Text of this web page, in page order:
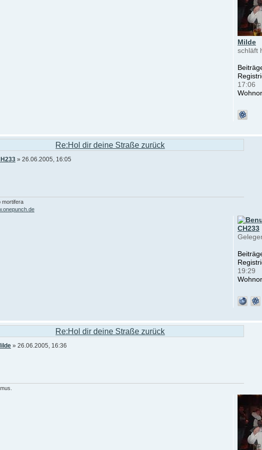
Milde
schläft
17:06
Re:Hol dir deine Straße zurück
» 26.06.2005, 16:05
mortifera
CH233
19:29
Re:Hol dir deine Straße zurück
» 26.06.2005, 16:36